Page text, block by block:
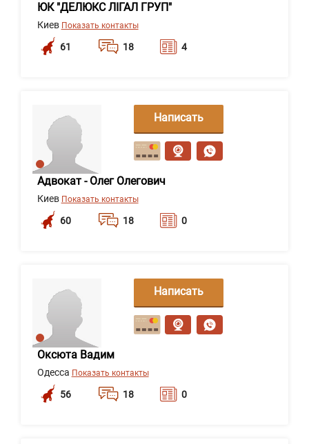
ЮК "ДЕЛЮКС ЛІГАЛ ГРУП"
Киев Показать контакты
61 18 4
Адвокат - Олег Олегович
Киев Показать контакты
60 18 0
Написать
сообщение
Оксюта Вадим
Одесса Показать контакты
56 18 0
Написать
сообщение